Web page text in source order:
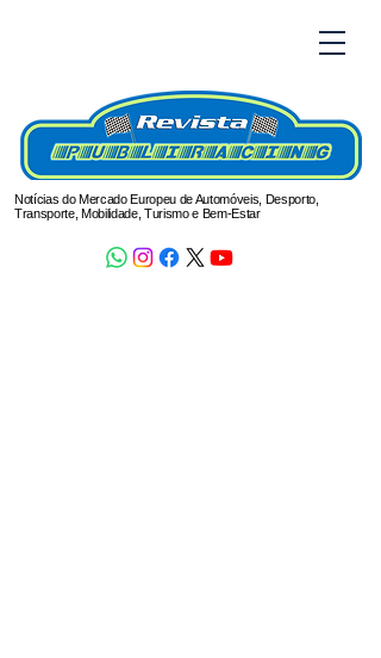
Notícias do Mercado Europeu de Automóveis, Desporto,
Transporte, Mobilidade, Turismo e Bem-Estar